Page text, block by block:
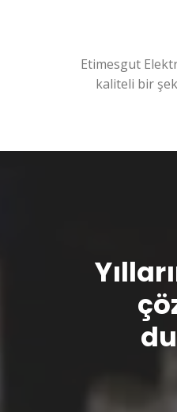
Etimesgut
kaliteli bir